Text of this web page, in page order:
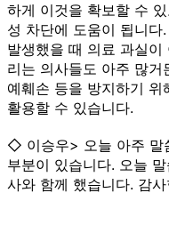
하게 이것을 확보할 수
성 차단에 도움이 됩니
발생했을 때 의료 과실
리는 의사들도 아주 많거
예훼손 등을 방지하기
활용할 수 있습니다.
◇ 이승우> 오늘 아주 말
부분이 있습니다. 오늘
사와 함께 했습니다. 감사